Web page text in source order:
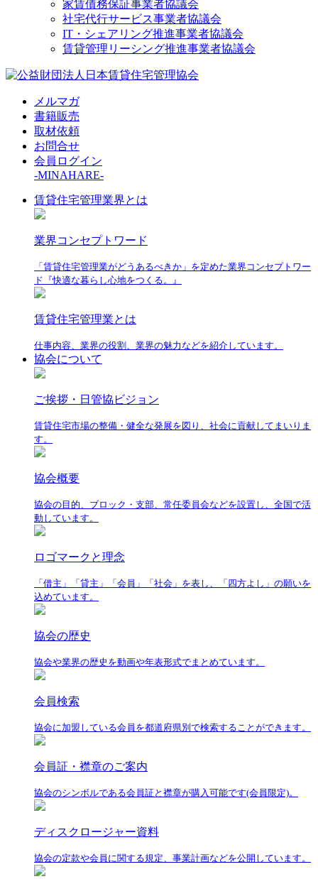
家賃債務保証事業者協議会
社宅代行サービス事業者協議会
IT・シェアリング推進事業者協議会
賃貸管理リーシング推進事業者協議会
メルマガ
書籍販売
取材依頼
お問合せ
会員ログイン
-MINAHARE-
賃貸住宅管理業界とは
業界コンセプトワード
「賃貸住宅管理業がどうあるべきか」を定めた業界コンセプトワー
ド『快適な暮らし心地をつくる。』
賃貸住宅管理業とは
仕事内容、業界の役割、業界の魅力などを紹介しています。
協会について
ご挨拶・日管協ビジョン
賃貸住宅市場の整備・健全な発展を図り、社会に貢献してまいりま
す。
協会概要
協会の目的、ブロック・支部、常任委員会などを設置し、全国で活
動しています。
ロゴマークと理念
「借主」「貸主」「会員」「社会」を表し、「四方よし」の願いを
込めています。
協会の歴史
協会や業界の歴史を動画や年表形式でまとめています。
会員検索
協会に加盟している会員を都道府県別で検索することができます。
会員証・襟章のご案内
協会のシンボルである会員証と襟章が購入可能です(会員限定)。
ディスクロージャー資料
協会の定款や会員に関する規定、事業計画などを公開しています。